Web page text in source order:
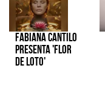
Fabiana Cantilo
presenta 'Flor
de Loto'